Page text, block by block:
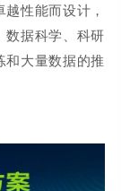
性能而设计，
数据科学、科研
和大量数据的推